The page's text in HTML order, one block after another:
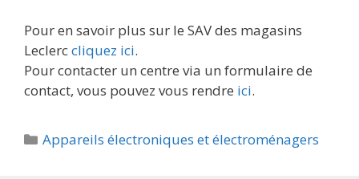
Pour en savoir plus sur le SAV des magasins
Leclerccliquez ici.
Pour contacter un centre via un formulaire de
contact, vous pouvez vous rendre ici.
Catégories
Appareils électroniques et électroménagers